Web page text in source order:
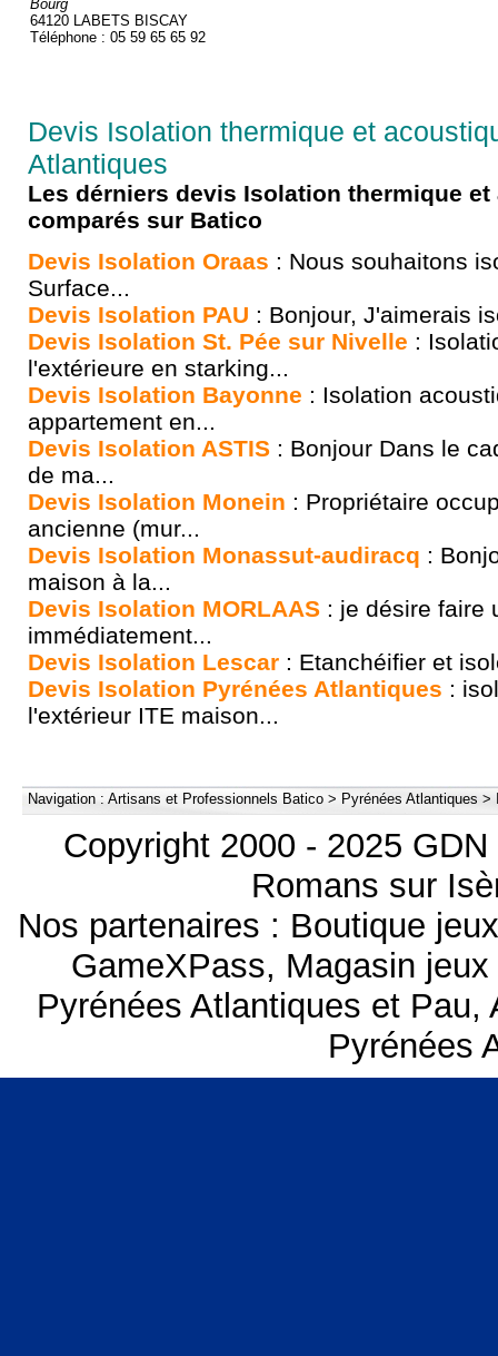
Bourg
64120 LABETS BISCAY
Téléphone : 05 59 65 65 92
Devis Isolation thermique et
Atlantiques
Les dérniers devis Isolation thermique
comparés sur Batico
Devis Isolation Oraas : Nous souhaitons
Surface...
Devis Isolation PAU : Bonjour, J'aimerais
Devis Isolation St. Pée sur Nivelle :
l'extérieure en starking...
Devis Isolation Bayonne : Isolation
appartement en...
Devis Isolation ASTIS : Bonjour Dans le
de ma...
Devis Isolation Monein : Propriétaire
ancienne (mur...
Devis Isolation Monassut-audiracq :
maison à la...
Devis Isolation MORLAAS : je désire faire
immédiatement...
Devis Isolation Lescar : Etanchéifier et
Devis Isolation Pyrénées Atlantiques :
l'extérieur ITE maison...
Navigation : Artisans et Professionnels Batico > Pyrénées Atlantiques >
Copyright 2000 - 2025
Romans sur
Nos partenaires : Boutique
GameXPass, Magasin
Pyrénées Atlantiques et Pau,
Pyrénées